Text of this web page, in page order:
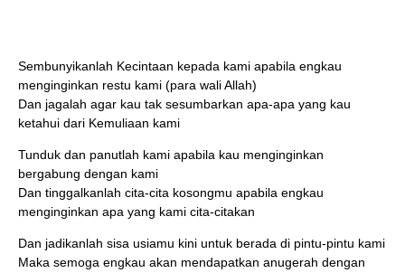
Sembunyikanlah Kecintaan kepada kami apabila engkau
menginginkan restu kami (para wali Allah)
Dan jagalah agar kau tak sesumbarkan apa-apa yang kau
ketahui dari Kemuliaan kami
Tunduk dan panutlah kami apabila kau menginginkan
bergabung dengan kami
Dan tinggalkanlah cita-cita kosongmu apabila engkau
menginginkan apa yang kami cita-citakan
Dan jadikanlah sisa usiamu kini untuk berada di pintu-pintu kami
Maka semoga engkau akan mendapatkan anugerah dengan